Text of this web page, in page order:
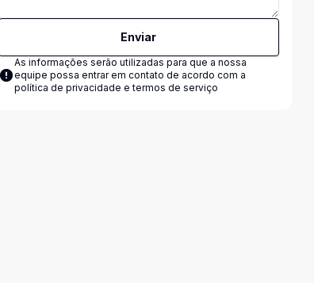
Enviar
As informações serão utilizadas para que a nossa
equipe possa entrar em contato de acordo com a
política de privacidade e termos de serviço